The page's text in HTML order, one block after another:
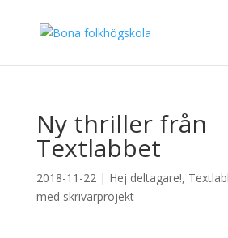
Ny thriller från
Textlabbet
2018-11-22| Hej deltagare!,
med skrivarprojekt